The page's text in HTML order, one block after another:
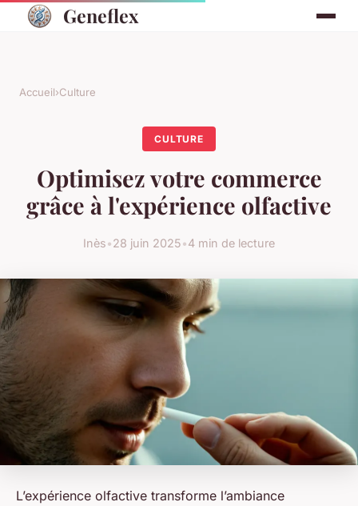
Geneflex
Accueil›Culture
CULTURE
Optimisez votre commerce
grâce à l'expérience olfactive
Inès•28 juin 2025•4 min de lecture
L’expérience olfactive transforme l’ambiance